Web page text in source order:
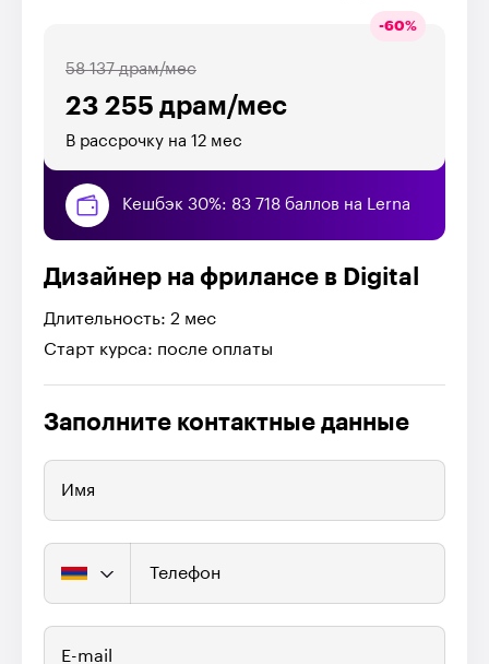
-60%
23 255 драм/мес
58 137 драм/мес
В рассрочку на 12 мес
Кешбэк 30%: 83 718 баллов на Lerna
Дизайнер на фрилансе в Digital
Длительность: 2 мес
Старт курса: после оплаты
Заполните контактные данные
Имя
Телефон
E-mail